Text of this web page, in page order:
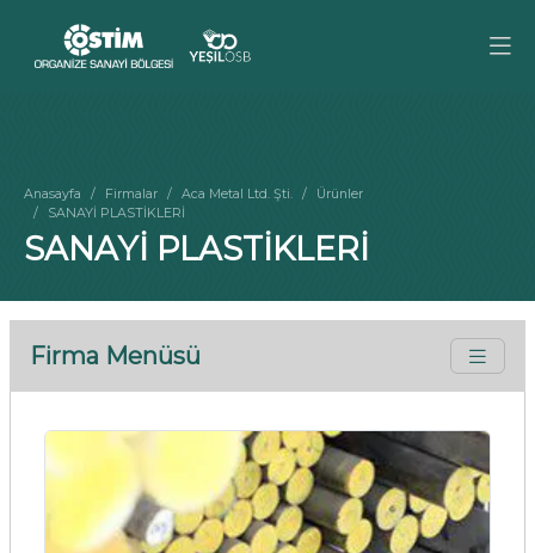
Anasayfa Firmalar Aca Metal Ltd. Şti.
Ürünler
SANAYİ PLASTİKLERİ
SANAYİ PLASTİKLERİ
Firma Menüsü